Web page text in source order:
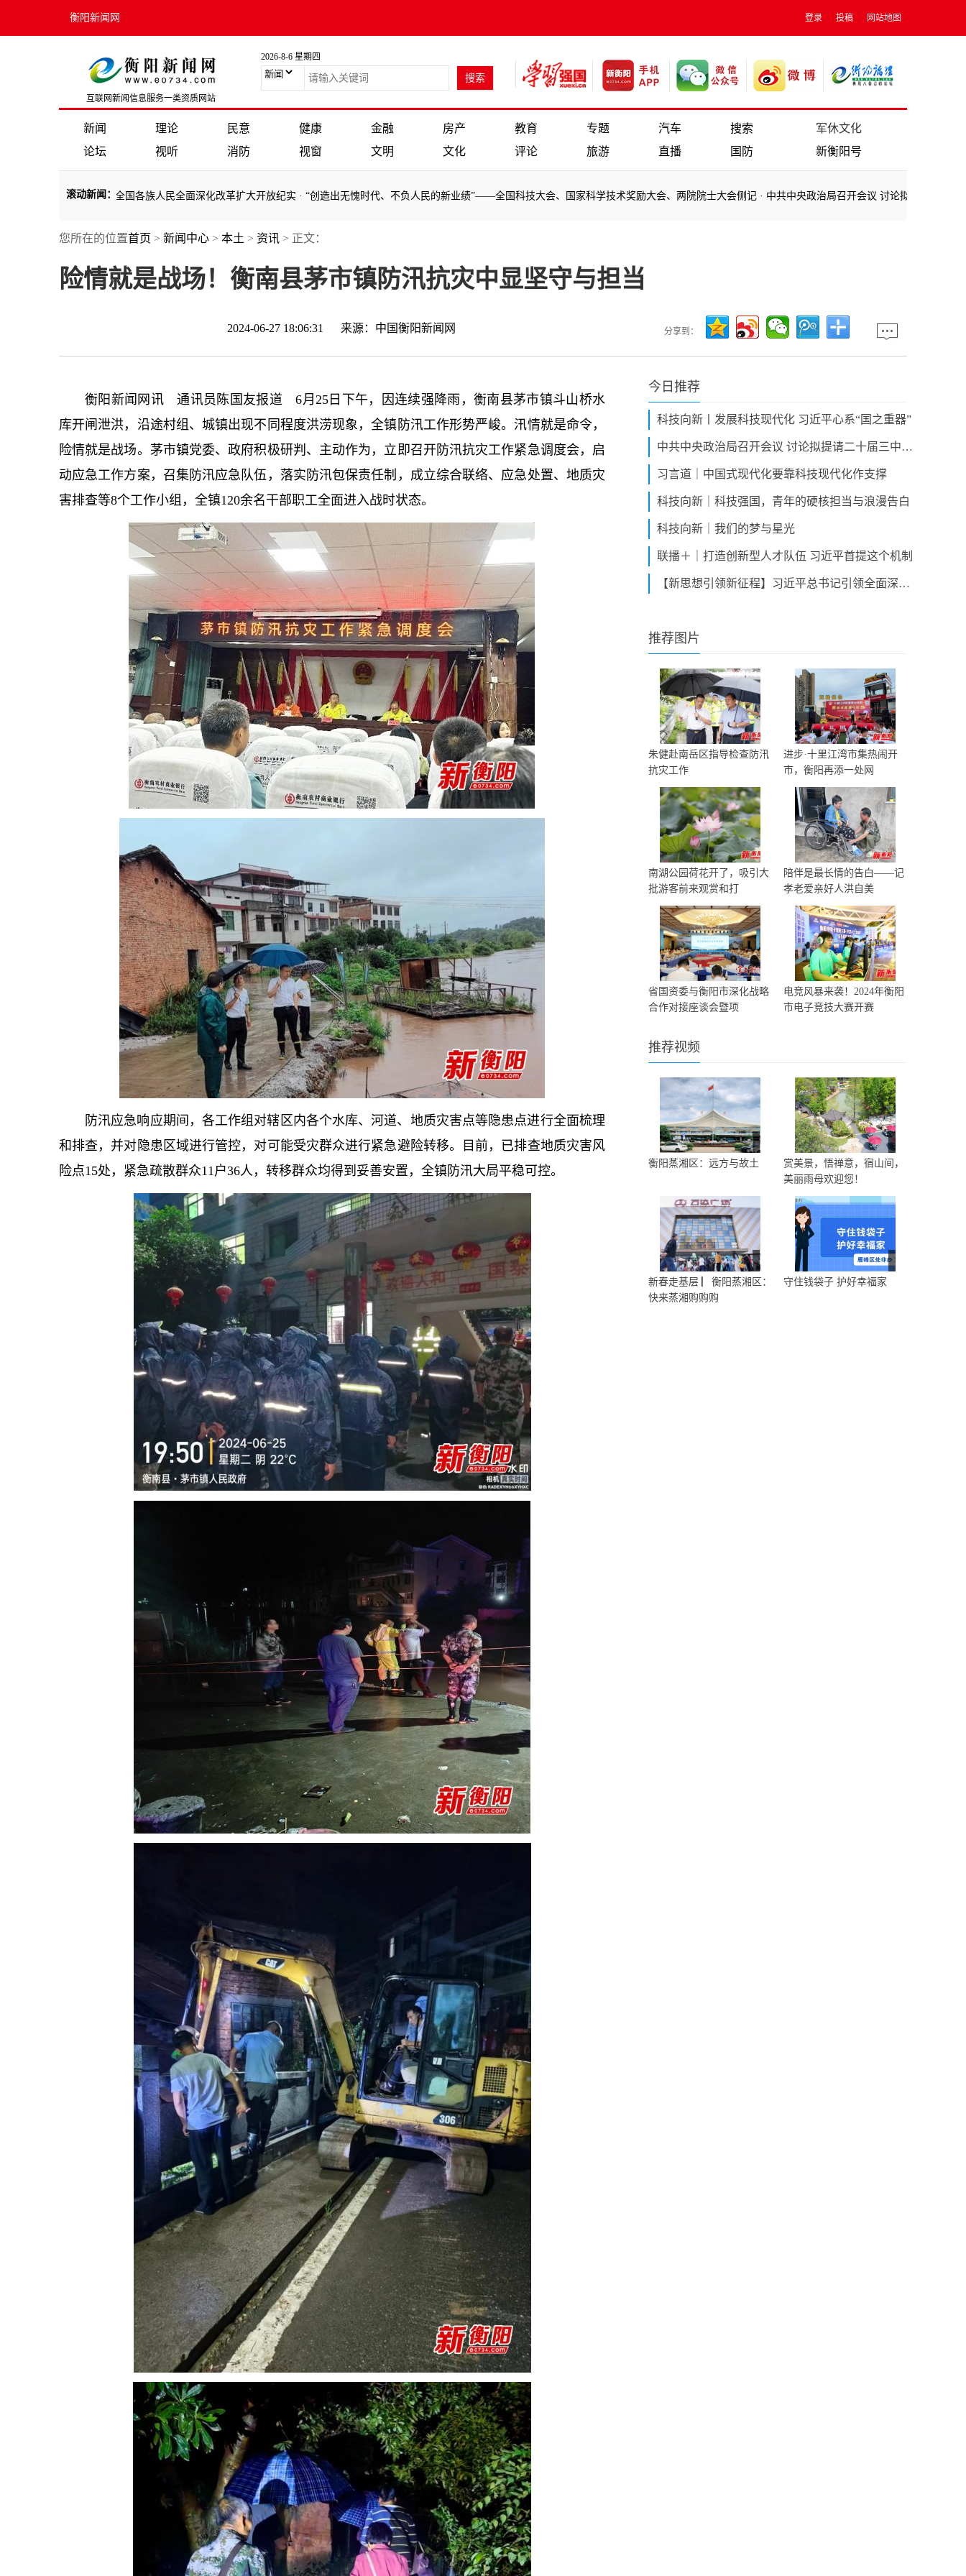
衡阳新闻网 登录 投稿 网站地图
互联网新闻信息服务一类资质网站
2026-8-6 星期四
新闻 理论 民意 健康 金融 房产 教育 专题 汽车 搜索
军休文化
论坛
视听 消防 视窗 文明 文化 评论 旅游 直播 国防 新衡阳号
滚动新闻 ：
领全党全军全国各族人民全面深化改革扩大开放纪实·“创造出无愧时代、不负人民的新业绩”——全国科技大会、国家科学技术奖励大会、两院院士大会侧记·中共中央政治局召开会议 讨论拟提请二十届三中全会
领全党全军全国各族人民全面深化改革扩大开放纪实 ·“创造出无愧时代、不负人民的新业绩”——全国科技大会、国家科学技术奖励大会、两院院士大会侧记
您所在的位置首页 > 新闻中心 > 本土 > 资讯 > 正文：
险情就是战场！衡南县茅市镇防汛抗灾中显坚守与担当
2024-06-27 18:06:31 来源： 中国衡阳新闻网 分享到：
衡阳新闻网讯 通讯员陈国友报道 6月25日下午，因连续强降雨，衡南县茅市镇斗山桥水
库开闸泄洪，沿途村组、城镇出现不同程度洪涝现象，全镇防汛工作形势严峻。汛情就是命令，
险情就是战场。茅市镇党委、政府积极研判、主动作为，立即召开防汛抗灾工作紧急调度会，启
动应急工作方案，召集防汛应急队伍，落实防汛包保责任制，成立综合联络、应急处置、地质灾
害排查等8个工作小组，全镇120余名干部职工全面进入战时状态。
防汛应急响应期间，各工作组对辖区内各个水库、河道、地质灾害点等隐患点进行全面梳理
和排查，并对隐患区域进行管控，对可能受灾群众进行紧急避险转移。目前，已排查地质灾害风
险点15处，紧急疏散群众11户36人，转移群众均得到妥善安置，全镇防汛大局平稳可控。
今日推荐
科技向新丨发展科技现代化 习近平心系“国之重器”
中共中央政治局召开会议 讨论拟提请二十届三中全会审议的文件 中共中央总书记习近平主持会议
习言道｜中国式现代化要靠科技现代化作支撑
科技向新｜科技强国，青年的硬核担当与浪漫告白
科技向新｜我们的梦与星光
联播＋｜打造创新型人才队伍 习近平首提这个机制
【新思想引领新征程】习近平总书记引领全面深化改革扩大开放 谱写中国式现代化崭新篇章
推荐图片
朱健赴南岳区指导检查防汛
抗灾工作
进步·十里江湾市集热闹开
市，衡阳再添一处网
南湖公园荷花开了，吸引大
批游客前来观赏和打
陪伴是最长情的告白——记
孝老爱亲好人洪自美
省国资委与衡阳市深化战略
合作对接座谈会暨项
电竞风暴来袭！2024年衡阳
市电子竞技大赛开赛
推荐视频
衡阳蒸湘区：远方与故土
赏美景，悟禅意，宿山间，
美丽雨母欢迎您！
新春走基层 ▏衡阳蒸湘区：
快来蒸湘购购购
守住钱袋子 护好幸福家